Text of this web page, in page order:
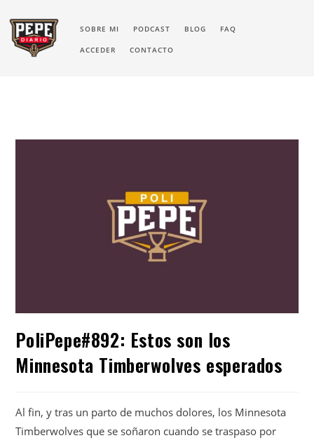
SOBRE MI PODCAST BLOG FAQ
ACCEDER CONTACTO
PoliPepe#892: Estos son los
Minnesota Timberwolves esperados
Al fin, y tras un parto de muchos dolores, los Minnesota
Timberwolves que se soñaron cuando se traspaso por